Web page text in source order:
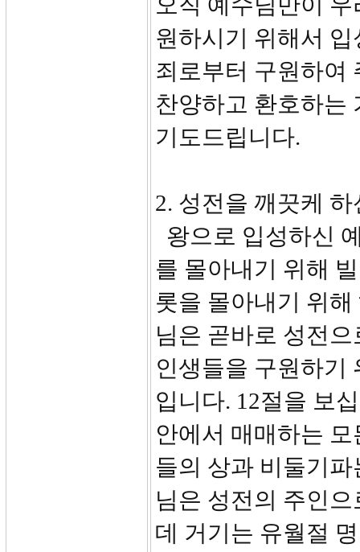
원하시기 위해서
죄로부터 구원하여
찬양하고 환호하는
기도드립니다.
2. 성전을 깨끗케
왕으로 입성하신
를 몰아내기 위해
롯을 몰아내기 위
님은 곧바로 성전
인생들을 구원하기
입니다. 12절을 보
안에서 매매하는
들의 상과 비둘기
님은 성전의 주인
데 거기는 유월절